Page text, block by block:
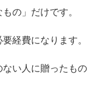
の」だけです。
経費になります。
い人に贈ったもの